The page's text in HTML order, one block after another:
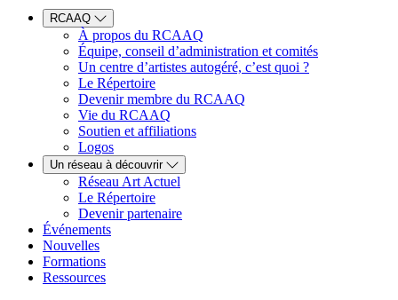
RCAAQ
À propos du RCAAQ
Équipe, conseil d’administration et comités
Un centre d’artistes autogéré, c’est quoi ?
Le Répertoire
Devenir membre du RCAAQ
Vie du RCAAQ
Soutien et affiliations
Logos
Un réseau à découvrir
Réseau Art Actuel
Le Répertoire
Devenir partenaire
Événements
Nouvelles
Formations
Ressources